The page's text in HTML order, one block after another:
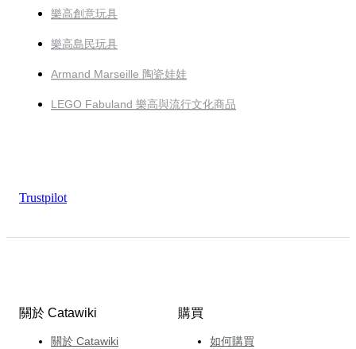
樂高創意玩具
樂高島民玩具
Armand Marseille 陶瓷娃娃
LEGO Fabuland 樂高與流行文化商品
Trustpilot
關於 Catawiki
關於 Catawiki
購買
如何購買